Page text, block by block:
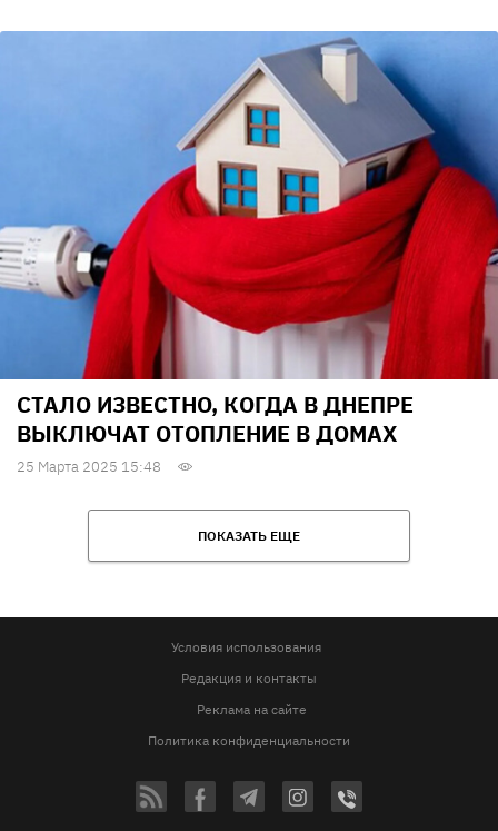
СТАЛО ИЗВЕСТНО, КОГДА В ДНЕПРЕ
ВЫКЛЮЧАТ ОТОПЛЕНИЕ В ДОМАХ
25 Марта 2025 15:48
ПОКАЗАТЬ ЕЩЕ
Условия использования
Редакция и контакты
Реклама на сайте
Политика конфиденциальности